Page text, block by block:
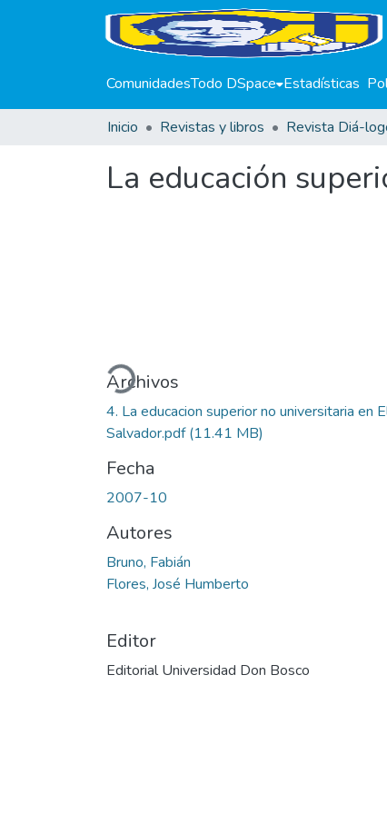
ComunidadesTodo DSpace Estadísticas
Inicio Revistas y libros Revista Diá-
La educación
Cargando...
Archivos
4. La educacion superior no universitaria en
Salvador.pdf(11.41 MB)
Fecha
2007-10
Autores
Bruno, Fabián
Flores, José Humberto
Editor
Editorial Universidad Don Bosco